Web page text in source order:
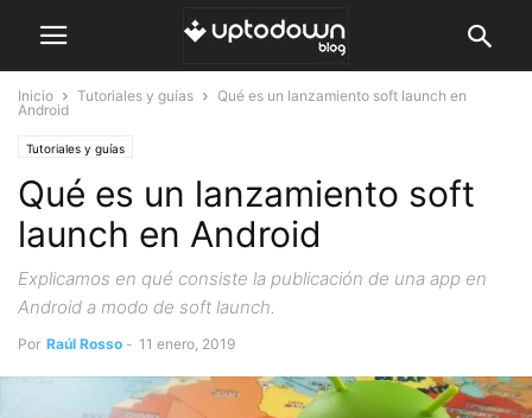
Inicio Tutoriales y guías
Qué es un lanzamiento soft launch en
Android
Tutoriales y guías
Qué es un lanzamiento soft
launch en Android
Explicamos en qué consiste la publicación de una app en
Android a modo de soft launch.
Por Raúl Rosso - 11 enero, 2019